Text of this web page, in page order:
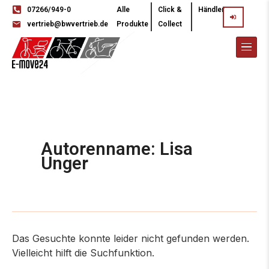
07266/949-0
vertrieb@bwvertrieb.de
Alle
Produkte
Click &
Collect
Händler
Autorenname: Lisa
Unger
Das Gesuchte konnte leider nicht gefunden werden.
Vielleicht hilft die Suchfunktion.